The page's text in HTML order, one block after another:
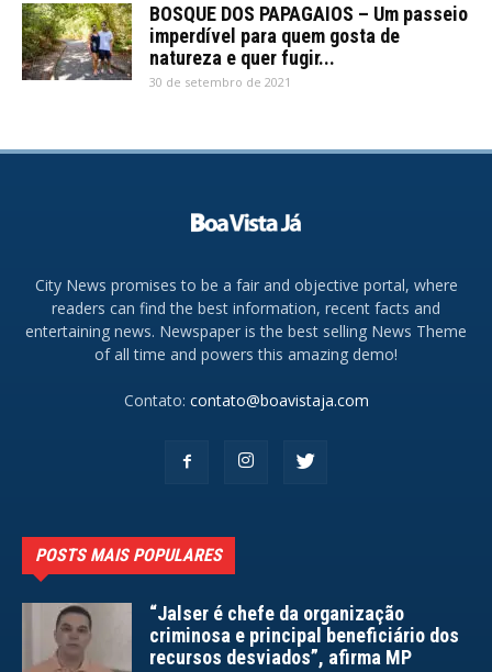
BOSQUE DOS PAPAGAIOS – Um passeio
imperdível para quem gosta de
natureza e quer fugir...
30 de setembro de 2021
City News promises to be a fair and objective portal, where
readers can find the best information, recent facts and
entertaining news. Newspaper is the best selling News Theme
of all time and powers this amazing demo!
Contato: contato@boavistaja.com
POSTS MAIS POPULARES
“Jalser é chefe da organização
criminosa e principal beneficiário dos
recursos desviados”, afirma MP